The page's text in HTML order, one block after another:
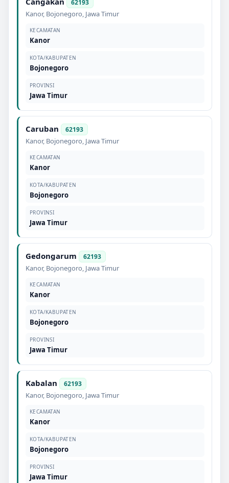
62193
Kanor, Bojonegoro, Jawa Timur
KECAMATAN
Kanor
KOTA/KABUPATEN
Bojonegoro
PROVINSI
Jawa Timur
Caruban 62193
Kanor, Bojonegoro, Jawa Timur
KECAMATAN
Kanor
KOTA/KABUPATEN
Bojonegoro
PROVINSI
Jawa Timur
Gedongarum 62193
Kanor, Bojonegoro, Jawa Timur
KECAMATAN
Kanor
KOTA/KABUPATEN
Bojonegoro
PROVINSI
Jawa Timur
Kabalan 62193
Kanor, Bojonegoro, Jawa Timur
KECAMATAN
Kanor
KOTA/KABUPATEN
Bojonegoro
PROVINSI
Jawa Timur